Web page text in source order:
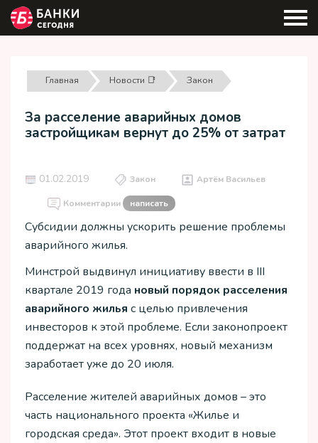
Главная Новости 📑 Закон
За расселение аварийных домов
застройщикам вернут до 25% от затрат
01.02.2019 Закон Артём Васильев
Комментарии написать
Субсидии должны ускорить решение проблемы
аварийного жилья.
Минстрой выдвинул инициативу ввести в III
квартале 2019 года новый порядок расселения
аварийного жилья с целью привлечения
инвесторов к этой проблеме. Если законопроект
поддержат на всех уровнях, новый механизм
заработает уже до 20 июля.
Расселение жителей аварийных домов – это
часть национального проекта «Жилье и
городская среда». Этот проект входит в новые